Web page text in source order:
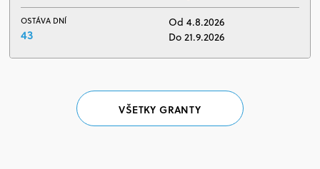
OSTÁVA DNÍ
43
Od 4.8.2026
Do 21.9.2026
VŠETKY GRANTY